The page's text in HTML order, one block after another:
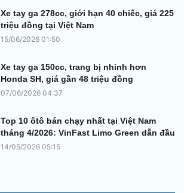
Xe tay ga 278cc, giới hạn 40 chiếc, giá 225
triệu đồng tại Việt Nam
15/06/2026 01:50
Xe tay ga 150cc, trang bị nhỉnh hơn
Honda SH, giá gần 48 triệu đồng
07/06/2026 04:37
Top 10 ôtô bán chạy nhất tại Việt Nam
tháng 4/2026: VinFast Limo Green dẫn đầu
14/05/2026 05:15